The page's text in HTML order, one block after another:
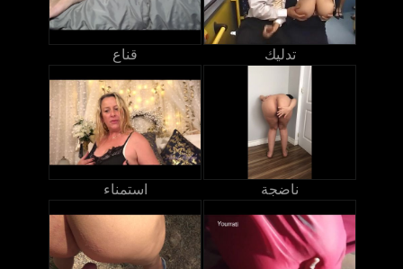
قناع تدليك
استمناء ناضجة